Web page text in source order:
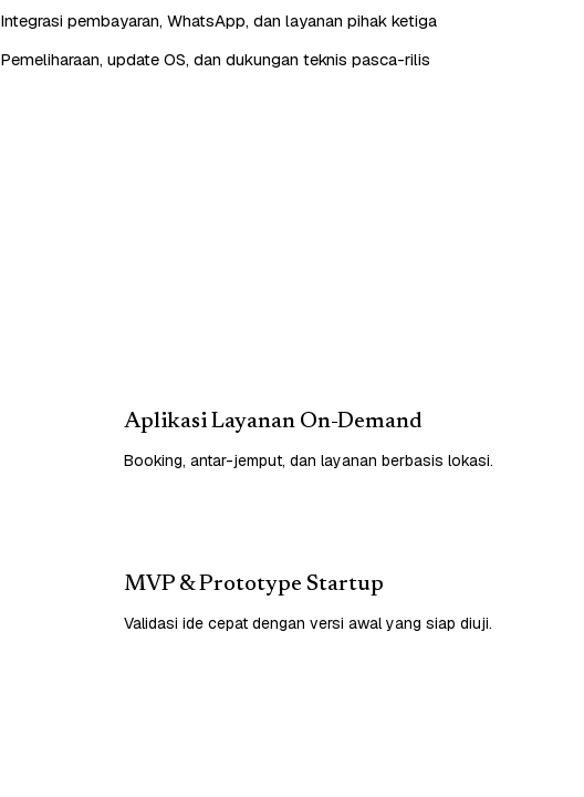
Integrasi pembayaran, WhatsApp, dan layanan pihak ketiga
Pemeliharaan, update OS, dan dukungan teknis pasca-rilis
Aplikasi Layanan On-Demand
Booking, antar-jemput, dan layanan berbasis lokasi.
MVP & Prototype Startup
Validasi ide cepat dengan versi awal yang siap diuji.